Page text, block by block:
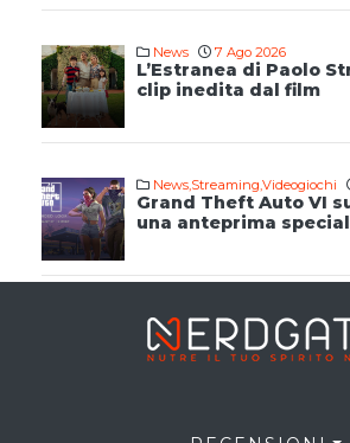
News 7 Ago 2026
L’Estranea di Paolo
clip inedita dal film
News,Streaming,Videogiochi
Grand Theft Auto VI
una anteprima